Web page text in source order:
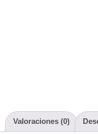
Valoraciones (0)